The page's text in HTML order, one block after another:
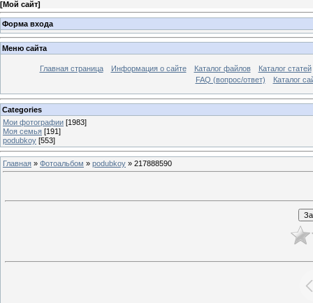
[Мой сайт]
Форма входа
Меню сайта
Главная страница Информация о сайте Каталог файлов
Каталог статей
FAQ (вопрос/ответ)
Каталог
Categories
Мои фотографии [1983]
Моя семья [191]
podubkoy [553]
Главная » Фотоальбом » podubkoy » 217888590